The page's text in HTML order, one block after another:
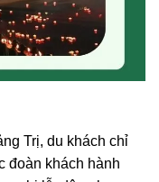
Trị, du khách chỉ
đoàn khách hành